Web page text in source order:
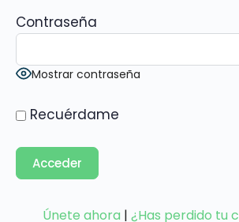
Contraseña
Mostrar contraseña
Recuérdame
Únete ahora | ¿Has perdido tu